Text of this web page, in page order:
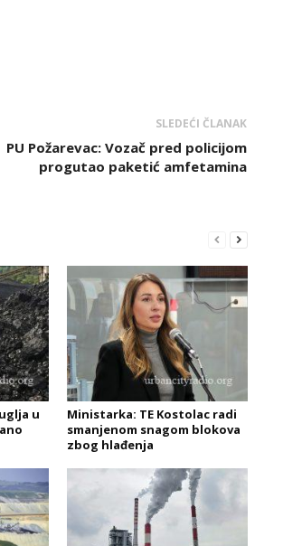
SLEDEĆI ČLANAK
PU Požarevac: Vozač pred policijom
progutao paketić amfetamina
u
Ministarka: TE Kostolac radi
smanjenom snagom blokova
zbog hlađenja